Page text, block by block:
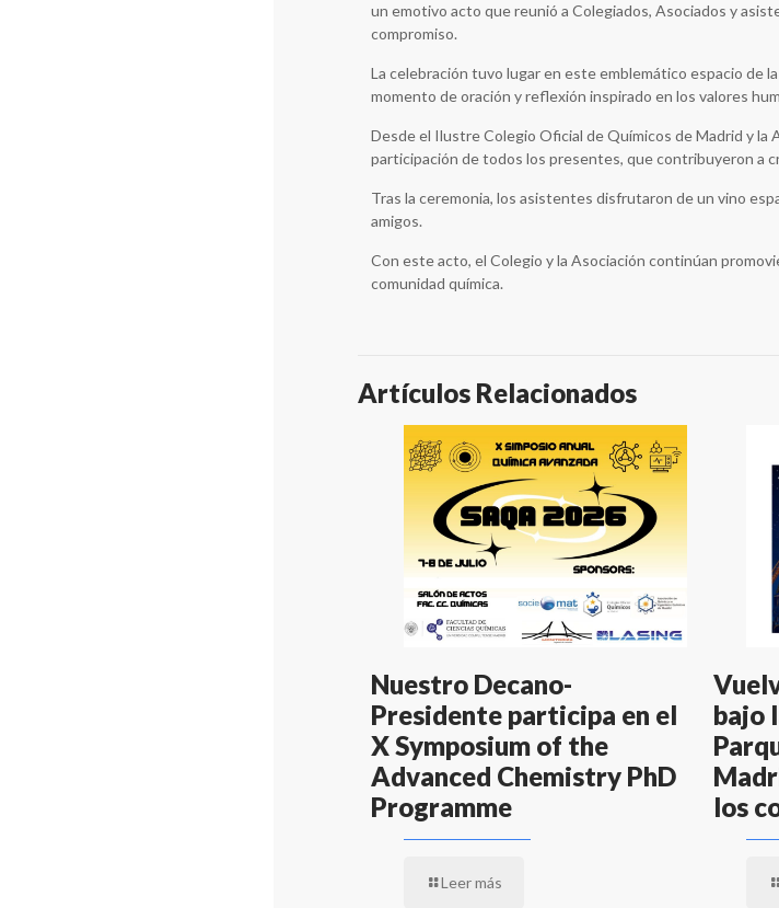
un emotivo acto que reunió a Colegiados, Asociados y
compromiso.
La celebración tuvo lugar en este emblemático espacio de
momento de oración y reflexión inspirado en los valores
Desde el Ilustre Colegio Oficial de Químicos de Madrid y
participación de todos los presentes, que contribuyeron a
Tras la ceremonia, los asistentes disfrutaron de un vino
amigos.
Con este acto, el Colegio y la Asociación continúan
comunidad química.
Artículos Relacionados
Nuestro Decano-
Presidente participa en el
X Symposium of the
Advanced Chemistry PhD
Programme
Leer más
bajo
los